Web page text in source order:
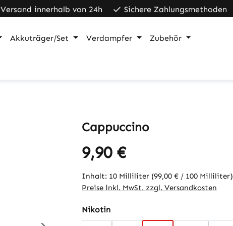
Versand innerhalb von 24h Sichere Zahlungsmethoden
Akkuträger/Set Verdampfer Zubehör
Cappuccino
Regulärer Preis:
9,90 €
Inhalt: 10 Milliliter (99,00 € / 100 Milliliter)
Preise inkl. MwSt. zzgl. Versandkosten
Nikotinauswählen